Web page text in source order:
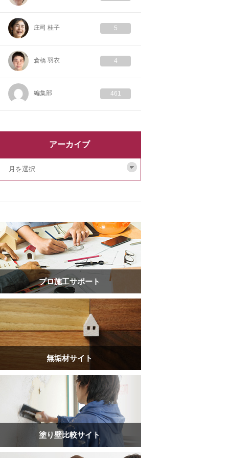
庄司 桂子 5
倉橋 羽衣 4
編集部 461
アーカイブ
プロ施工サポート
無垢材サイト
塗り壁比較サイト